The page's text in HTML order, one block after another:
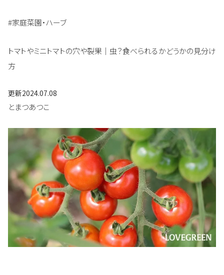
#家庭菜園・ハーブ
トマトやミニトマトの穴や裂果｜虫？食べられるかどうかの見分け
方
更新2024.07.08
とまつあつこ